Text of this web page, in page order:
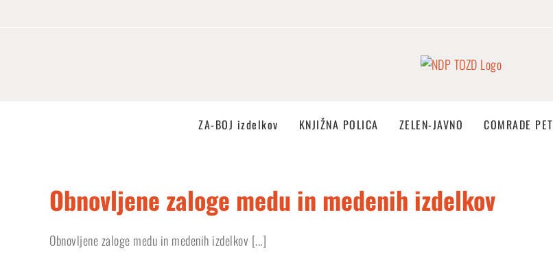
ZA-BOJ izdelkov KNJIŽNA POLICA ZELEN-JAVNO COMRADE PET
Obnovljene zaloge medu in medenih izdelkov
Obnovljene zaloge medu in medenih izdelkov [...]